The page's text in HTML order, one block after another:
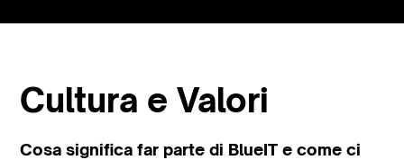
Cultura e Valori
Cosa significa far parte di BlueIT e come ci